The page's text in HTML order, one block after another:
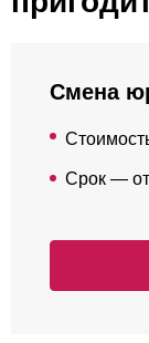
Смена
Срок —